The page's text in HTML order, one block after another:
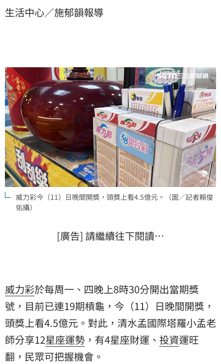
生活中心／施郁韻報導
威力彩今（11）日晚間開獎，頭獎上看4.5億元。（圖／記者賴俊
佑攝）
[廣告] 請繼續往下閱讀…
威力彩於每周一、四晚上8時30分開出當期獎
號，目前已連19期槓龜，今（11）日晚間開獎，
頭獎上看4.5億元。對此，清水孟國際塔羅小孟老
師分享12星座運勢 ，有4星座財運、 投資運旺
翻，民眾可把握機會。